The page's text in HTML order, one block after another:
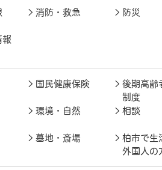
消防・救急 防災
報
国民健康保険
後期高齢
制度
環境・自然 相談
墓地・斎場
柏市で生
外国人の